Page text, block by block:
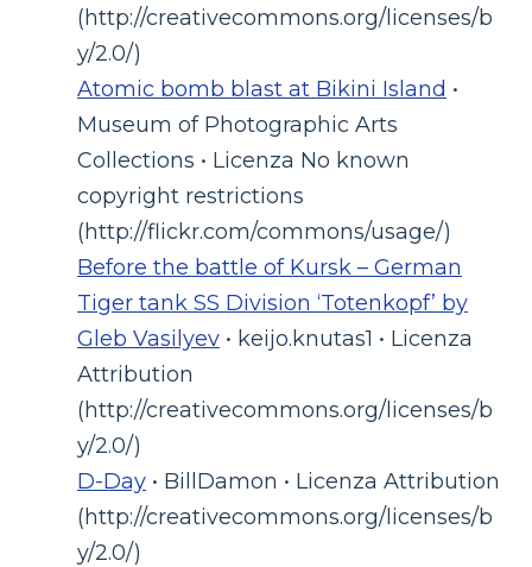
(http://creativecommons.org/licenses/b
y/2.0/)
Atomic bomb blast at Bikini Island •
Museum of Photographic Arts
Collections • Licenza No known
copyright restrictions
(http://flickr.com/commons/usage/)
Before the battle of Kursk – German
Tiger tank SS Division ‘Totenkopf’ by
Gleb Vasilyev • keijo.knutas1 • Licenza
Attribution
(http://creativecommons.org/licenses/b
y/2.0/)
D-Day • BillDamon • Licenza Attribution
(http://creativecommons.org/licenses/b
y/2.0/)